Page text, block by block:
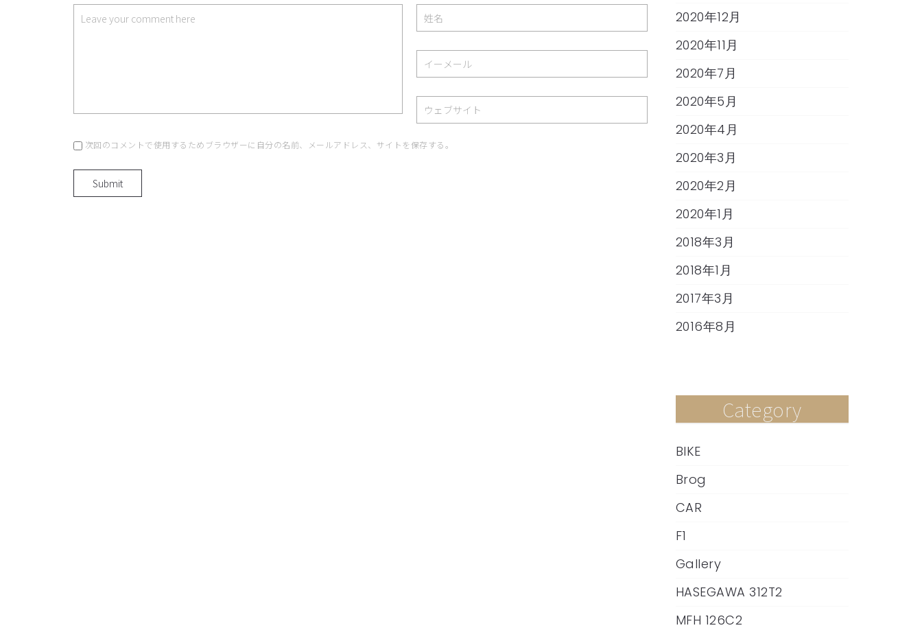
次回のコメントで使用するためブラウザーに自分の名前、メールアドレス、サイトを保存する。
2020年12月
2020年11月
2020年7月
2020年5月
2020年4月
2020年3月
2020年2月
2020年1月
2018年3月
2018年1月
2017年3月
2016年8月
Category
BIKE
Brog
CAR
F1
Gallery
HASEGAWA 312T2
MFH 126C2